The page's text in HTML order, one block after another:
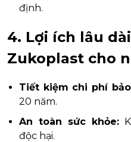
định.
4. Lợi ích lâu
Zukoplast cho
Tiết kiệm chi phí
20 năm.
An toàn sức khỏe:
độc hại.